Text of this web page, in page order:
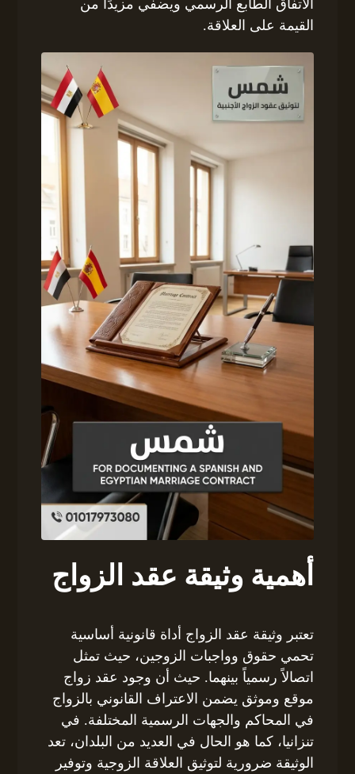
الاتفاق الطابع الرسمي ويضفي مزيدًا من
القيمة على العلاقة.
أهمية وثيقة عقد الزواج
تعتبر وثيقة عقد الزواج أداة قانونية أساسية
تحمي حقوق وواجبات الزوجين، حيث تمثل
اتصالاً رسمياً بينهما. حيث أن وجود عقد زواج
موقع وموثق يضمن الاعتراف القانوني بالزواج
في المحاكم والجهات الرسمية المختلفة. في
تنزانيا، كما هو الحال في العديد من البلدان، تعد
الوثيقة ضرورية لتوثيق العلاقة الزوجية وتوفير